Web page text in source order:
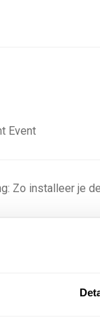
Event
Zo installeer je
hoe